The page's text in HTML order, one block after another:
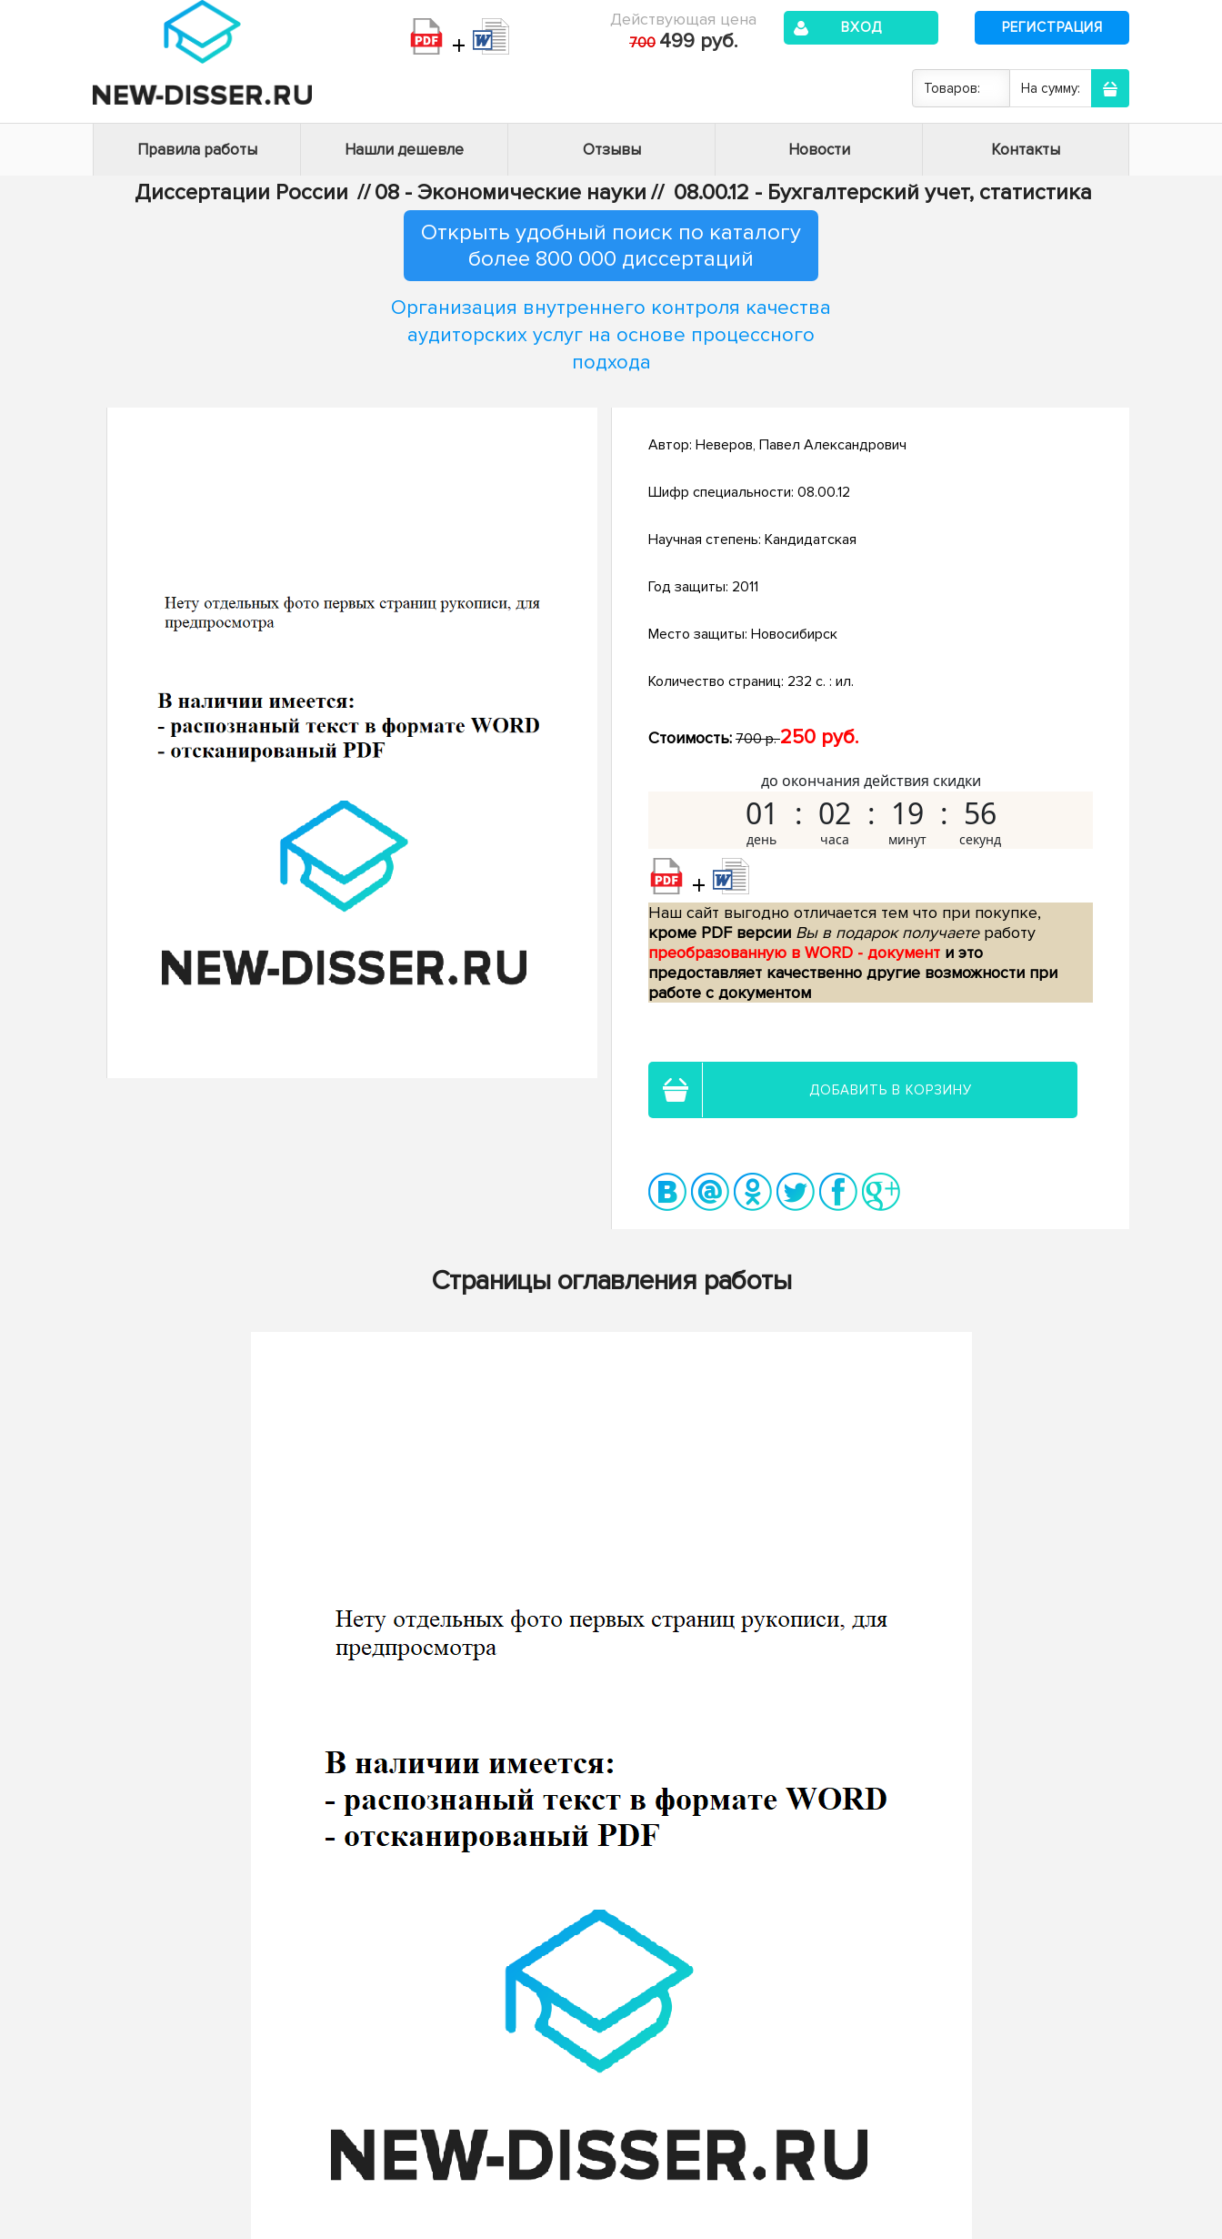
+
Действующая цена
700 499 руб.
ВХОД РЕГИСТРАЦИЯ
Товаров: На сумму:
Правила работы Нашли дешевле Отзывы Новости Контакты
Диссертации России // 08 - Экономические науки // 08.00.12 - Бухгалтерский учет, статистика
Открыть удобный поиск по каталогу
более 800 000 диссертаций
Организация внутреннего контроля качества
аудиторских услуг на основе процессного
подхода
Автор: Неверов, Павел Александрович
Шифр специальности: 08.00.12
Научная степень: Кандидатская
Год защиты: 2011
Место защиты: Новосибирск
Количество страниц: 232 с. : ил.
Стоимость: 700 р.250 руб.
до окончания действия скидки
01 02 19 55
+
Наш сайт выгодно отличается тем что при покупке,
кроме PDF версии Вы в подарок получаетеработу
преобразованную в WORD - документ и это
предоставляет качественно другие возможности при
работе с документом
ДОБАВИТЬ В КОРЗИНУ
Страницы оглавления работы